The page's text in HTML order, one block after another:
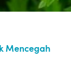
Mencegah